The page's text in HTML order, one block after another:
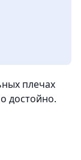
плечах
достойно.